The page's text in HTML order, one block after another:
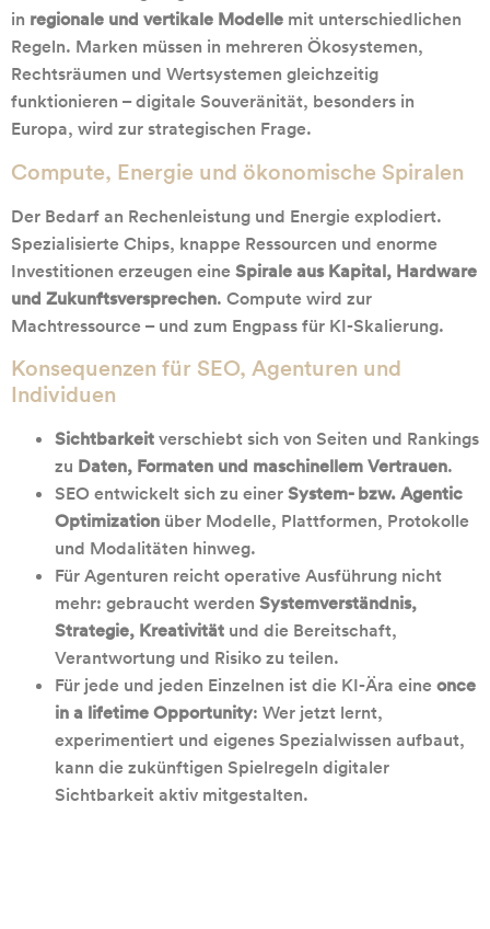
in regionale und vertikale Modelle mit unterschiedlichen
Regeln. Marken müssen in mehreren Ökosystemen,
Rechtsräumen und Wertsystemen gleichzeitig
funktionieren – digitale Souveränität, besonders in
Europa, wird zur strategischen Frage.
Compute, Energie und ökonomische Spiralen
Der Bedarf an Rechenleistung und Energie explodiert.
Spezialisierte Chips, knappe Ressourcen und enorme
Investitionen erzeugen eine Spirale aus Kapital, Hardware
und Zukunftsversprechen. Compute wird zur
Machtressource – und zum Engpass für KI-Skalierung.
Konsequenzen für SEO, Agenturen und
Individuen
Sichtbarkeitverschiebt sich von Seiten und Rankings
zu Daten, Formaten und maschinellem Vertrauen.
SEO entwickelt sich zu einerSystem- bzw. Agentic
Optimization über Modelle, Plattformen, Protokolle
und Modalitäten hinweg.
Für Agenturen reicht operative Ausführung nicht
mehr: gebraucht werden Systemverständnis,
Strategie, Kreativität und die Bereitschaft,
Verantwortung und Risiko zu teilen.
Für jede und jeden Einzelnen ist die KI-Ära eine once
in a lifetime Opportunity: Wer jetzt lernt,
experimentiert und eigenes Spezialwissen aufbaut,
kann die zukünftigen Spielregeln digitaler
Sichtbarkeit aktiv mitgestalten.